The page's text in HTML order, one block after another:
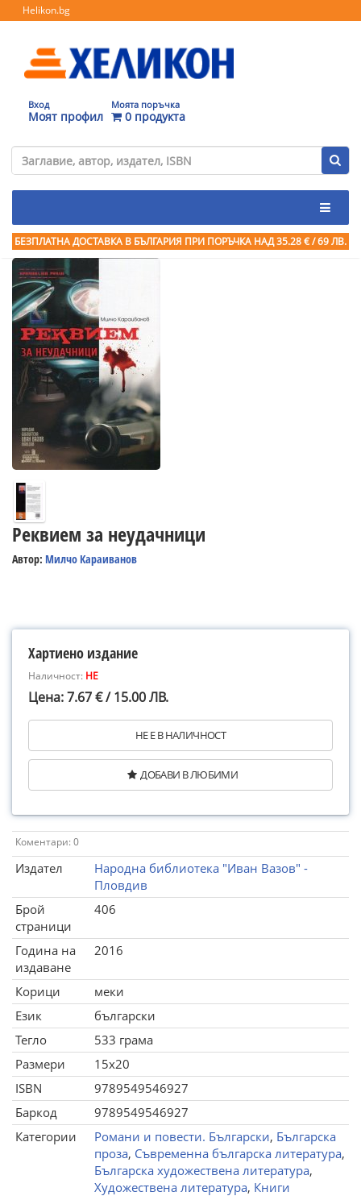
Helikon.bg
Вход
Моят профил
Моята поръчка
0 продукта
БЕЗПЛАТНА ДОСТАВКА В БЪЛГАРИЯ ПРИ ПОРЪЧКА НАД 35.28 € / 69 ЛВ.
Реквием за неудачници
Автор: Милчо Караиванов
Хартиено издание
Наличност: НЕ
Цена: 7.67 € / 15.00 ЛВ.
НЕ Е В НАЛИЧНОСТ
ДОБАВИ В ЛЮБИМИ
Коментари: 0
Издател
Народна библиотека "Иван Вазов" -
Пловдив
Брой
страници
406
Година на
издаване
2016
Корици
меки
Език
български
Тегло
533 грама
Размери
15x20
ISBN
9789549546927
Баркод
9789549546927
Категории
Романи и повести. Български, Българска
проза, Съвременна българска литература,
Българска художествена литература,
Художествена литература, Книги